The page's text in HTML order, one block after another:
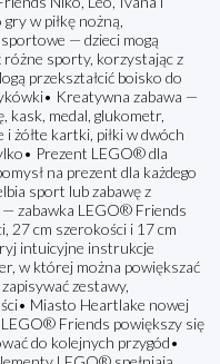
w piłkę nożną,
— dzieci mogą
sporty, korzystając z
przekształcić boisko do
Kreatywna zabawa —
kask, medal, glukometr,
żółte kartki, piłki w dwóch
Prezent LEGO® dla
na prezent dla każdego
sport lub zabawę z
— zabawka LEGO® Friends
27 cm szerokości i 17 cm
intuicyjne instrukcje
w której można powiększać
zestawy,
Miasto Heartlake nowej
Friends powiększy się
do kolejnych przygód•